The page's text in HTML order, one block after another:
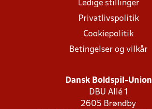
Ledige stillinger
Privatlivspolitik
Cookiepolitik
Betingelser og vilkår
Dansk Boldspil-Union
DBU Allé 1
2605 Brøndby